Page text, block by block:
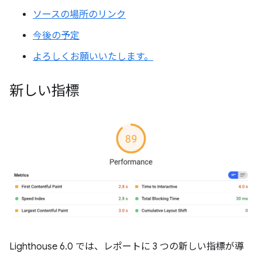
ソースの場所のリンク
今後の予定
よろしくお願いいたします。
新しい指標
Lighthouse 6.0 では、レポートに 3 つの新しい指標が導